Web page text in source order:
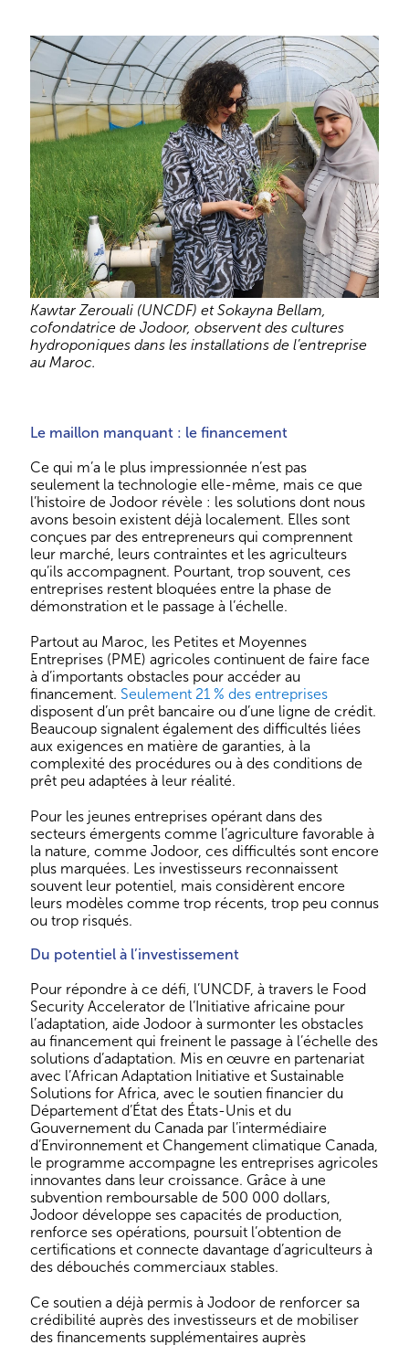
Kawtar Zerouali (UNCDF) et Sokayna Bellam,
cofondatrice de Jodoor, observent des cultures
hydroponiques dans les installations de l’entreprise
au Maroc.
Le maillon manquant : le financement
Ce qui m’a le plus impressionnée n’est pas
seulement la technologie elle-même, mais ce que
l’histoire de Jodoor révèle : les solutions dont nous
avons besoin existent déjà localement. Elles sont
conçues par des entrepreneurs qui comprennent
leur marché, leurs contraintes et les agriculteurs
qu’ils accompagnent. Pourtant, trop souvent, ces
entreprises restent bloquées entre la phase de
démonstration et le passage à l’échelle.
Partout au Maroc, les Petites et Moyennes
Entreprises (PME) agricoles continuent de faire face
à d’importants obstacles pour accéder au
financement. Seulement 21 % des entreprises
disposent d’un prêt bancaire ou d’une ligne de crédit.
Beaucoup signalent également des difficultés liées
aux exigences en matière de garanties, à la
complexité des procédures ou à des conditions de
prêt peu adaptées à leur réalité.
Pour les jeunes entreprises opérant dans des
secteurs émergents comme l’agriculture favorable à
la nature, comme Jodoor, ces difficultés sont encore
plus marquées. Les investisseurs reconnaissent
souvent leur potentiel, mais considèrent encore
leurs modèles comme trop récents, trop peu connus
ou trop risqués.
Du potentiel à l’investissement
Pour répondre à ce défi, l’UNCDF, à travers le Food
Security Accelerator de l’Initiative africaine pour
l’adaptation, aide Jodoor à surmonter les obstacles
au financement qui freinent le passage à l’échelle des
solutions d’adaptation. Mis en œuvre en partenariat
avec l’African Adaptation Initiative et Sustainable
Solutions for Africa, avec le soutien financier du
Département d’État des États-Unis et du
Gouvernement du Canada par l’intermédiaire
d’Environnement et Changement climatique Canada,
le programme accompagne les entreprises agricoles
innovantes dans leur croissance. Grâce à une
subvention remboursable de 500 000 dollars,
Jodoor développe ses capacités de production,
renforce ses opérations, poursuit l’obtention de
certifications et connecte davantage d’agriculteurs à
des débouchés commerciaux stables.
Ce soutien a déjà permis à Jodoor de renforcer sa
crédibilité auprès des investisseurs et de mobiliser
des financements supplémentaires auprès